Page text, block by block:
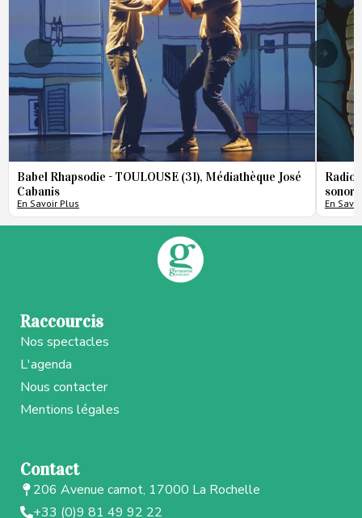
Babel Rhapsodie - TOULOUSE (31), Médiathèque José
Cabanis
En Savoir Plus
Radio
En
Raccourcis
Nos spectacles
L'agenda
Nous contacter
Mentions légales
Contact
206 Avenue carnot, 17000 La Rochelle
+33 (0)9 81 49 92 22